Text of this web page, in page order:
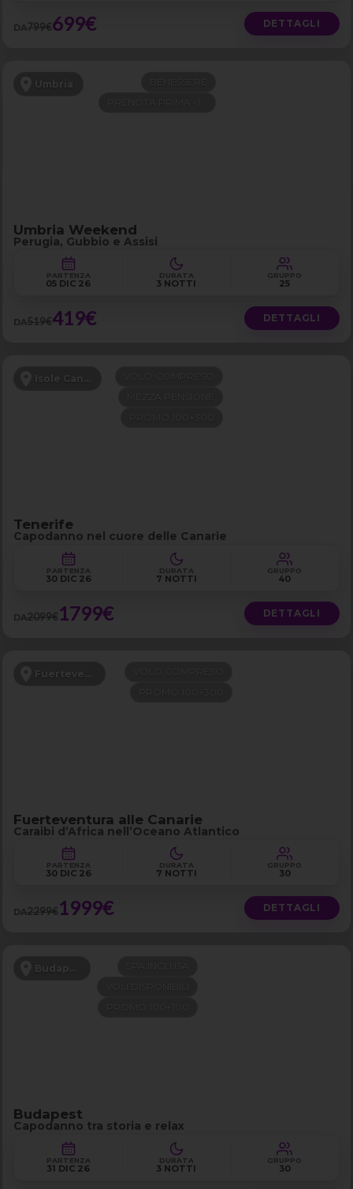
DA799€699€ DETTAGLI
Umbria
Umbria Weekend
Perugia, Gubbio e Assisi
PARTENZA
05 DIC 26
DURATA
3 NOTTI
GRUPPO
25
DA519€419€ DETTAGLI
Isole Canarie
Tenerife
Capodanno nel cuore delle Canarie
PARTENZA
30 DIC 26
DURATA
7 NOTTI
GRUPPO
40
DA2099€1799€ DETTAGLI
Fuerteventura
Fuerteventura alle Canarie
Caraibi d’Africa nell’Oceano Atlantico
PARTENZA
30 DIC 26
DURATA
7 NOTTI
GRUPPO
30
DA2299€1999€ DETTAGLI
Budapest
Budapest
Capodanno tra storia e relax
PARTENZA
31 DIC 26
DURATA
3 NOTTI
GRUPPO
30